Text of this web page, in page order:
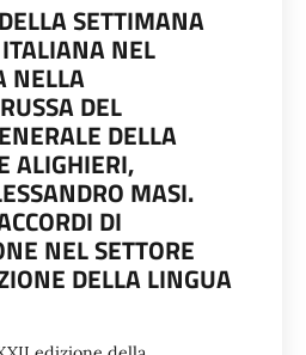
SETTIMANA
NEL
NELLA
DEL
DELLA
ALIGHIERI,
MASI.
DI
NEL SETTORE
DELLA LINGUA